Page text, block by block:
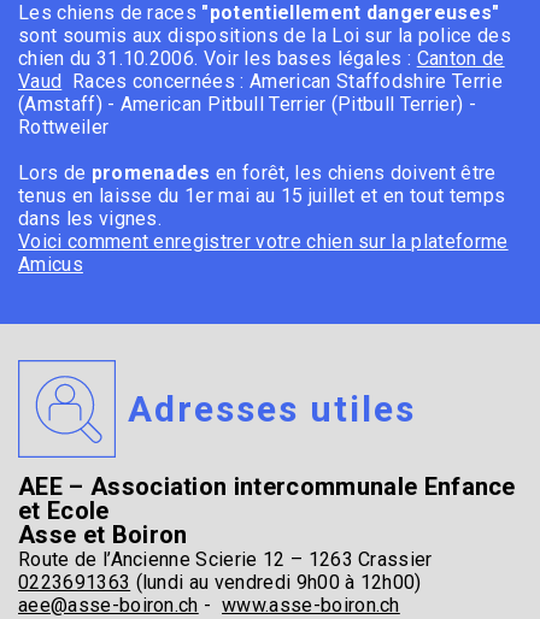
Les chiens de races "potentiellement dangereuses"
sont soumis aux dispositions de la Loi sur la police des
chien du 31.10.2006. Voir les bases légales : Canton de
Vaud
Races concernées : American Staffodshire Terrie
(Amstaff) - American Pitbull Terrier (Pitbull Terrier) -
Rottweiler
Lors de promenades en forêt, les chiens doivent être
tenus en laisse du 1er mai au 15 juillet et en tout temps
dans les vignes.
Voici comment enregistrer votre chien sur la plateforme
Amicus
Adresses utiles
AEE – Association intercommunale Enfance
et Ecole
Asse et Boiron
Route de l’Ancienne Scierie 12 – 1263 Crassier
0223691363 (lundi au vendredi 9h00 à 12h00)
aee@asse-boiron.ch -www.asse-boiron.ch